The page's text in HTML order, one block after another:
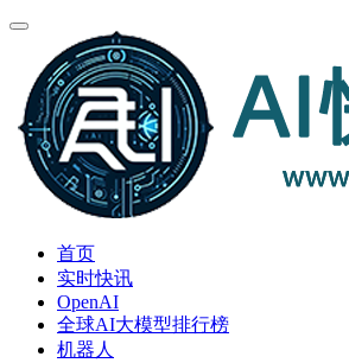
首页
实时快讯
OpenAI
全球AI大模型排行榜
机器人